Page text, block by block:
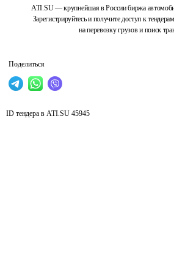
ATI.SU — крупнейшая в России биржа
Зарегистрируйтесь и получите доступ к
на перевозку грузов и поиск
Поделиться
ID тендера в ATI.SU 45945